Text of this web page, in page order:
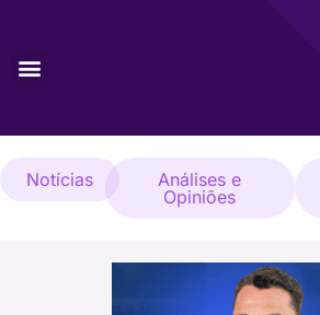
Notícias
Análises e
Opiniões